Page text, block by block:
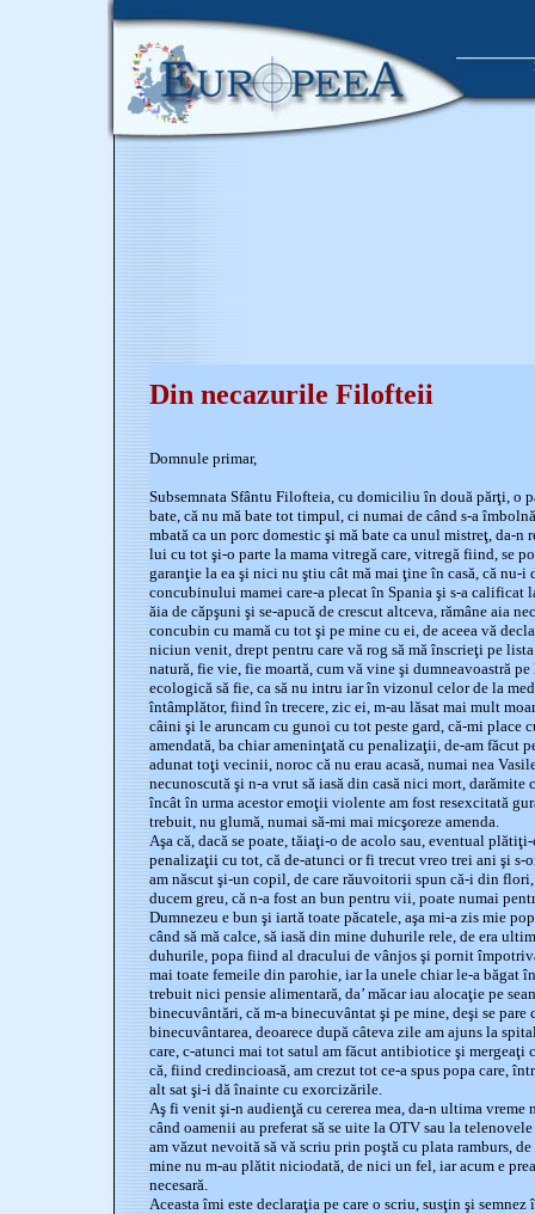
Din necazurile Filofteii
Domnule primar,
Subsemnata Sfântu Filofteia, cu domiciliu în două părţi, o
bate, că nu mă bate tot timpul, ci numai de când s-a
mbată ca un porc domestic şi mă bate ca unul mistreţ, da-n
lui cu tot şi-o parte la mama vitregă care, vitregă fiind, se
garanţie la ea şi nici nu ştiu cât mă mai ţine în casă, că nu-i
concubinului mamei care-a plecat în Spania şi s-a calificat
ăia de căpşuni şi se-apucă de crescut altceva, rămâne aia
concubin cu mamă cu tot şi pe mine cu ei, de aceea vă
niciun venit, drept pentru care vă rog să mă înscrieţi pe
natură, fie vie, fie moartă, cum vă vine şi dumneavoastră pe
ecologică să fie, ca să nu intru iar în vizonul celor de la
întâmplător, fiind în trecere, zic ei, m-au lăsat mai mult
câini şi le aruncam cu gunoi cu tot peste gard, că-mi place
amendată, ba chiar ameninţată cu penalizaţii, de-am făcut
adunat toţi vecinii, noroc că nu erau acasă, numai nea
necunoscută şi n-a vrut să iasă din casă nici mort, darămite
încât în urma acestor emoţii violente am fost resexcitată
trebuit, nu glumă, numai să-mi mai micşoreze amenda.
Aşa că, dacă se poate, tăiaţi-o de acolo sau, eventual
penalizaţii cu tot, că de-atunci or fi trecut vreo trei ani şi s-
am născut şi-un copil, de care răuvoitorii spun că-i din
ducem greu, că n-a fost an bun pentru vii, poate numai
Dumnezeu e bun şi iartă toate păcatele, aşa mi-a zis mie
când să mă calce, să iasă din mine duhurile rele, de era
duhurile, popa fiind al dracului de vânjos şi pornit
mai toate femeile din parohie, iar la unele chiar le-a băgat
trebuit nici pensie alimentară, da’ măcar iau alocaţie pe
binecuvântări, că m-a binecuvântat şi pe mine, deşi se pare
binecuvântarea, deoarece după câteva zile am ajuns la
care, c-atunci mai tot satul am făcut antibiotice şi mergeaţi
că, fiind credincioasă, am crezut tot ce-a spus popa care,
alt sat şi-i dă înainte cu exorcizările.
Aş fi venit şi-n audienţă cu cererea mea, da-n ultima
când oamenii au preferat să se uite la OTV sau la
am văzut nevoită să vă scriu prin poştă cu plata ramburs,
mine nu m-au plătit niciodată, de nici un fel, iar acum e
necesară.
Aceasta îmi este declaraţia pe care o scriu, susţin şi